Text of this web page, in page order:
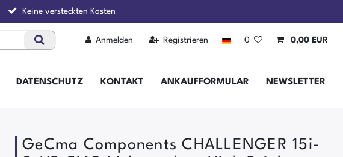
Keine versteckten Kosten
Anmelden Registrieren 0 0,00 EUR
DATENSCHUTZ KONTAKT ANKAUFFORMULAR NEWSLETTER
GeCma Components CHALLENGER 15i-